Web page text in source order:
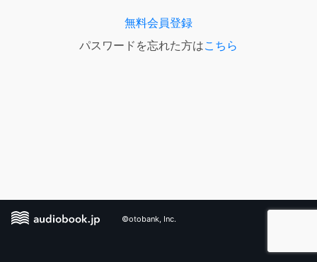
無料会員登録
パスワードを忘れた方はこちら
©otobank, Inc.